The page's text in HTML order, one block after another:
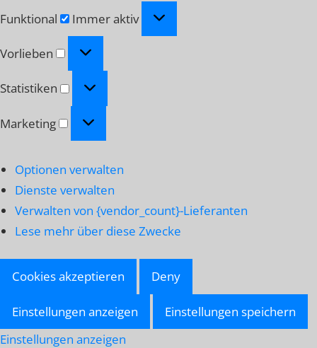
Funktional
Funktional
Immer aktiv
Vorlieben Vorlieben
Statistiken Statistiken
Marketing Marketing
Optionen verwalten
Dienste verwalten
Verwalten von {vendor_count}-Lieferanten
Lese mehr über diese Zwecke
Cookies akzeptieren Deny
Einstellungen anzeigen
Einstellungen speichern
Einstellungen anzeigen